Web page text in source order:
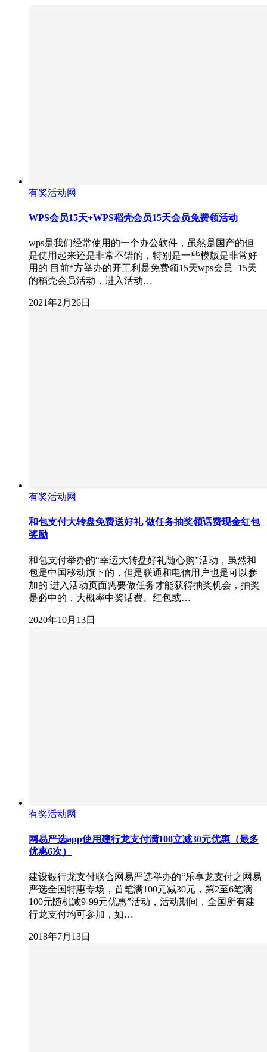
有奖活动网
WPS会员15天+WPS稻壳会员15天会员免费领活动
wps是我们经常使用的一个办公软件，虽然是国产的但
是使用起来还是非常不错的，特别是一些模版是非常好
用的 目前*方举办的开工利是免费领15天wps会员+15天
的稻壳会员活动，进入活动…
2021年2月26日
有奖活动网
和包支付大转盘免费送好礼 做任务抽奖领话费现金红包
奖励
和包支付举办的“幸运大转盘好礼随心购”活动，虽然和
包是中国移动旗下的，但是联通和电信用户也是可以参
加的 进入活动页面需要做任务才能获得抽奖机会，抽奖
是必中的，大概率中奖话费、红包或…
2020年10月13日
有奖活动网
网易严选app使用建行龙支付满100立减30元优惠（最多
优惠6次）
建设银行龙支付联合网易严选举办的“乐享龙支付之网易
严选全国特惠专场，首笔满100元减30元，第2至6笔满
100元随机减9-99元优惠”活动，活动期间，全国所有建
行龙支付均可参加，如…
2018年7月13日